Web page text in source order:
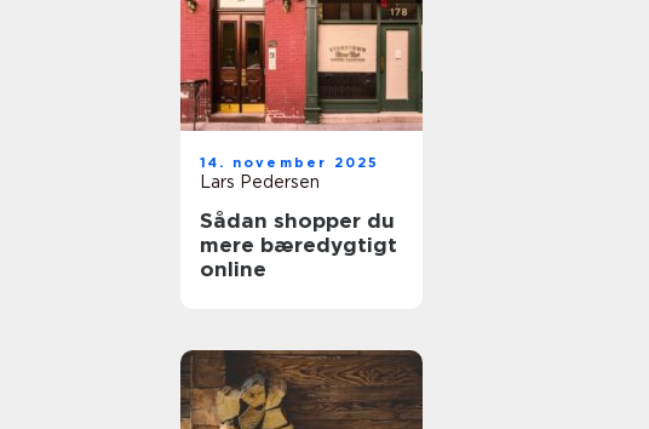
14. november 2025
Lars Pedersen
Sådan shopper du
mere bæredygtigt
online